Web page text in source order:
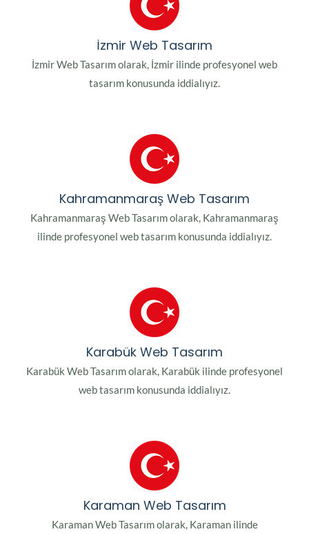
İzmir Web Tasarım
İzmir Web Tasarım olarak, İzmir ilinde profesyonel web
tasarım konusunda iddialıyız.
Kahramanmaraş Web Tasarım
Kahramanmaraş Web Tasarım olarak, Kahramanmaraş
ilinde profesyonel web tasarım konusunda iddialıyız.
Karabük Web Tasarım
Karabük Web Tasarım olarak, Karabük ilinde profesyonel
web tasarım konusunda iddialıyız.
Karaman Web Tasarım
Karaman Web Tasarım olarak, Karaman ilinde